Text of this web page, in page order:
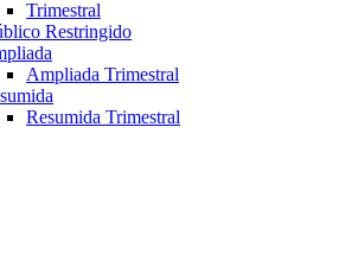
Trimestral
Restringido
Ampliada Trimestral
Resumida Trimestral